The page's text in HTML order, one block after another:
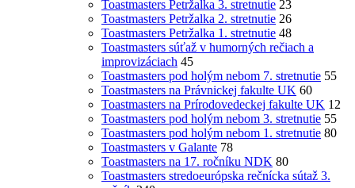
Toastmasters Petržalka 3. stretnutie 23
Toastmasters Petržalka 2. stretnutie 26
Toastmasters Petržalka 1. stretnutie 48
Toastmasters súťaž v humorných rečiach a
improvizáciach 45
Toastmasters pod holým nebom 7. stretnutie 55
Toastmasters na Právnickej fakulte UK 60
Toastmasters na Prírodovedeckej fakulte UK 12
Toastmasters pod holým nebom 3. stretnutie 55
Toastmasters pod holým nebom 1. stretnutie 80
Toastmasters v Galante 78
Toastmasters na 17. ročníku NDK 80
Toastmasters stredoeurópska rečnícka sútaž 3.